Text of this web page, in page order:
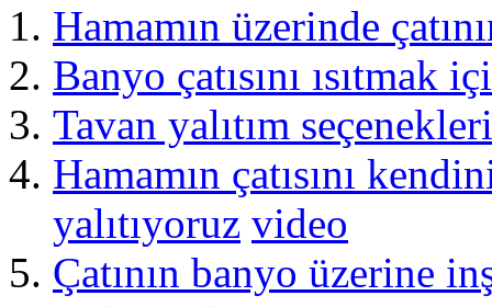
Hamamın üzerinde
Banyo çatısını ısıtmak
Tavan yalıtım seçenekleri
Hamamın çatısını
yalıtıyoruz video
Çatının banyo üzerine